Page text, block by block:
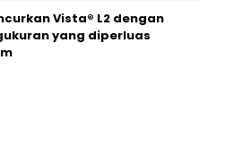
Vista® L2 dengan
yang diperluas